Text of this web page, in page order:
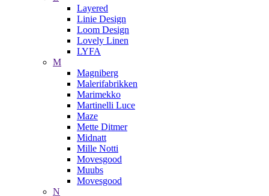
Layered
Linie Design
Loom Design
Lovely Linen
LYFA
M
Magniberg
Malerifabrikken
Marimekko
Martinelli Luce
Maze
Mette Ditmer
Midnatt
Mille Notti
Movesgood
Muubs
Movesgood
N